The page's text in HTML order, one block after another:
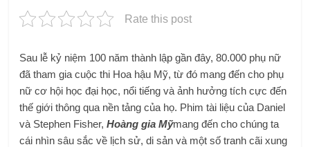
Rate this post
Sau lễ kỷ niệm 100 năm thành lập gần đây, 80.000 phụ nữ
đã tham gia cuộc thi Hoa hậu Mỹ, từ đó mang đến cho phụ
nữ cơ hội học đại học, nổi tiếng và ảnh hưởng tích cực đến
thế giới thông qua nền tảng của họ. Phim tài liệu của Daniel
và Stephen Fisher,Hoàng gia Mỹmang đến cho chúng ta
cái nhìn sâu sắc về lịch sử, di sản và một số tranh cãi xung